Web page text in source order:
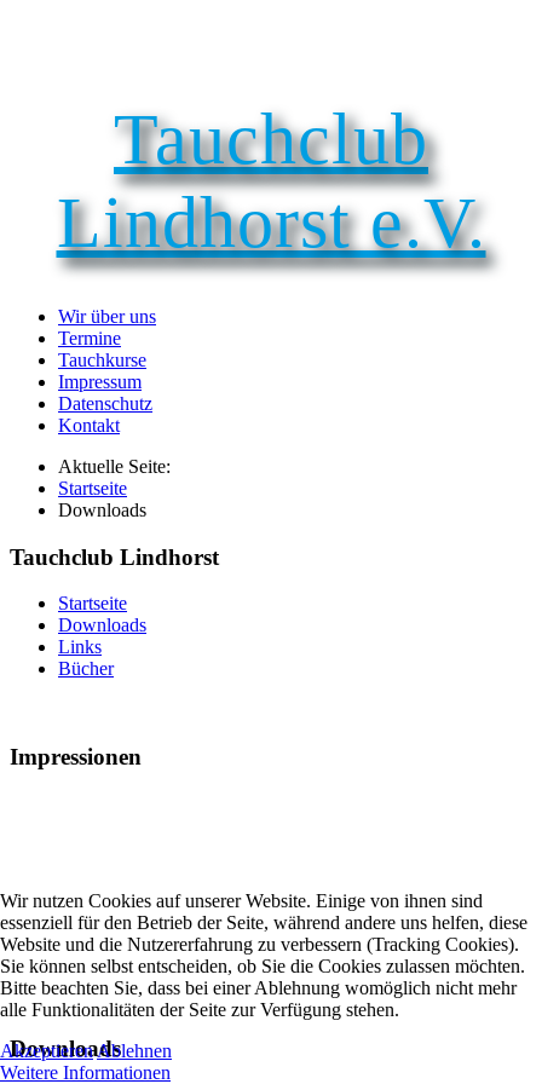
Tauchclub
Lindhorst e.V.
Wir über uns
Termine
Tauchkurse
Impressum
Datenschutz
Kontakt
Aktuelle Seite:
Startseite
Downloads
Tauchclub Lindhorst
Startseite
Downloads
Links
Bücher
Impressionen
Downloads
Wir nutzen Cookies auf unserer Website. Einige von ihnen sind
essenziell für den Betrieb der Seite, während andere uns helfen, diese
Website und die Nutzererfahrung zu verbessern (Tracking Cookies).
Sie können selbst entscheiden, ob Sie die Cookies zulassen möchten.
Bitte beachten Sie, dass bei einer Ablehnung womöglich nicht mehr
alle Funktionalitäten der Seite zur Verfügung stehen.
AkzeptierenAblehnen
Weitere Informationen